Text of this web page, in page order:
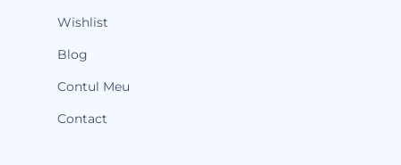
Wishlist
Blog
Contul Meu
Contact